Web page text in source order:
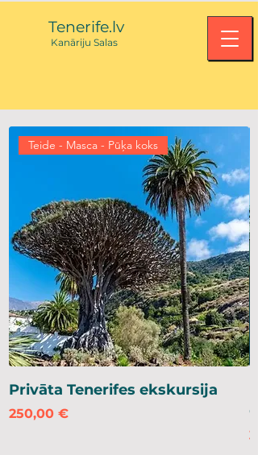
Tenerife.lv
Kanāriju Salas
Teide - Masca - Pūķa koks
Privāta Tenerifes ekskursija
Cena
250,00 €